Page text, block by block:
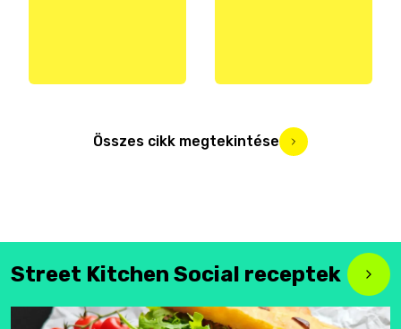
Összes cikk megtekintése
Street Kitchen Social receptek